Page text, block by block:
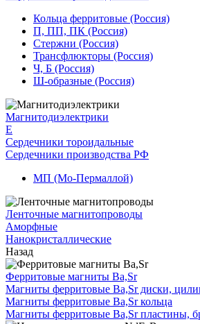
Кольца ферритовые (Россия)
П, ПП, ПК (Россия)
Стержни (Россия)
Трансфлюкторы (Россия)
Ч, Б (Россия)
Ш-образные (Россия)
Магнитодиэлектрики
E
Сердечники тороидальные
Сердечники производства РФ
МП (Мо-Пермаллой)
Ленточные магнитопроводы
Аморфные
Нанокристаллические
Назад
Ферритовые магниты Ba,Sr
Магниты ферритовые Ba,Sr диски,
Магниты ферритовые Ba,Sr кольца
Магниты ферритовые Ba,Sr пластины,